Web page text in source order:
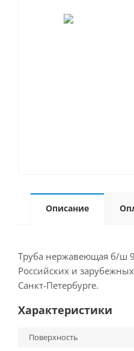
Описание
Труба нержавеющая б/ш
Российских и
Санкт-Петербурге.
Характеристики
Поверхность